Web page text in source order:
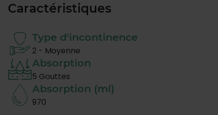
Caractéristiques
Type d'incontinence
2 - Moyenne
Absorption
5 Gouttes
Absorption (ml)
970